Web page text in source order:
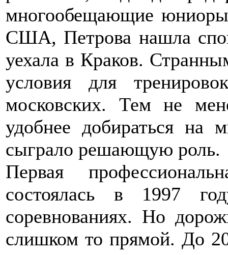
многообещающие
США, Петрова нашла
уехала в Краков.
условия для
московских. Тем не
удобнее добираться на
сыграло решающую роль.
Первая
состоялась в 1997
соревнованиях. Но
слишком то прямой. До